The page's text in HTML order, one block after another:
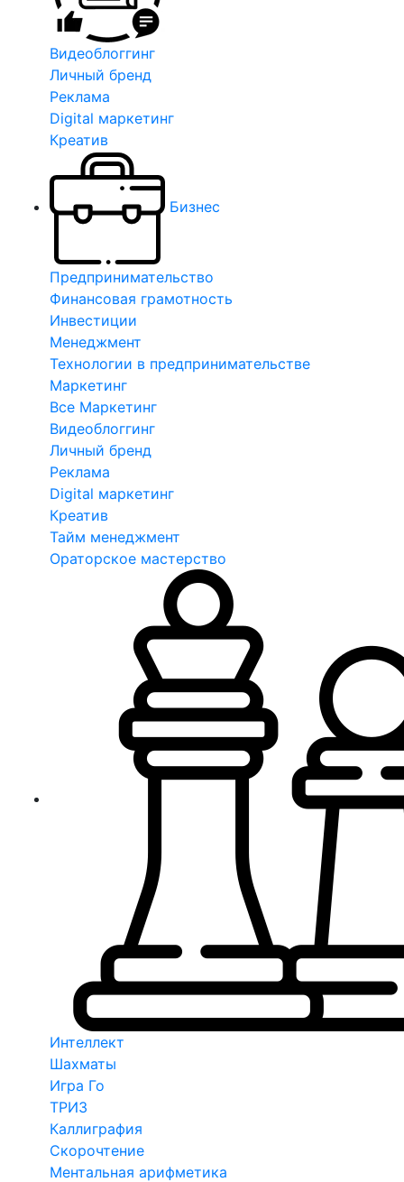
Видеоблоггинг
Личный бренд
Реклама
Digital маркетинг
Креатив
Бизнес
Предпринимательство
Финансовая грамотность
Инвестиции
Менеджмент
Технологии в предпринимательстве
Маркетинг
Все Маркетинг
Видеоблоггинг
Личный бренд
Реклама
Digital маркетинг
Креатив
Тайм менеджмент
Ораторское мастерство
Интеллект
Шахматы
Игра Го
ТРИЗ
Каллиграфия
Скорочтение
Ментальная арифметика